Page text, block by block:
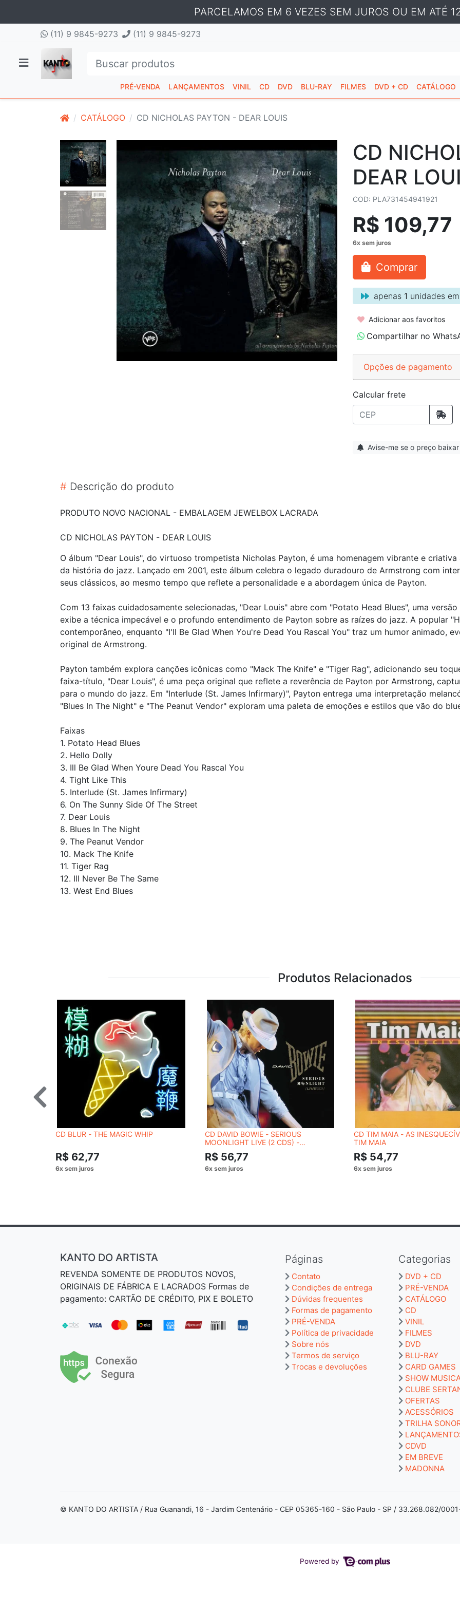
PARCELAMOS EM 6 VEZES SEM JUROS OU EM ATÉ
(11) 9 9845-9273 (11) 9 9845-9273
PRÉ-VENDA LANÇAMENTOS VINIL CD DVD BLU-RAY FILMES DVD + CD CATÁLOGO
CATÁLOGO CD NICHOLAS PAYTON - DEAR LOUIS
CD
DEAR
COD: PLA731454941921
R$ 109,77
Comprar
apenas 1 unidades
Adicionar aos favoritos
Compartilhar no
Opções de pagamento
Calcular frete
Avise-me se o preço baixar
# Descrição do produto
PRODUTO NOVO NACIONAL - EMBALAGEM JEWELBOX LACRADA
CD NICHOLAS PAYTON - DEAR LOUIS
O álbum "Dear Louis", do virtuoso trompetista Nicholas Payton, é uma homenagem vibrante e
da história do jazz. Lançado em 2001, este álbum celebra o legado duradouro de Armstrong com
seus clássicos, ao mesmo tempo que reflete a personalidade e a abordagem única de Payton.
Com 13 faixas cuidadosamente selecionadas, "Dear Louis" abre com "Potato Head Blues", uma
exibe a técnica impecável e o profundo entendimento de Payton sobre as raízes do jazz. A popular
contemporâneo, enquanto "I'll Be Glad When You're Dead You Rascal You" traz um humor animado,
original de Armstrong.
Payton também explora canções icônicas como "Mack The Knife" e "Tiger Rag", adicionando seu
faixa-título, "Dear Louis", é uma peça original que reflete a reverência de Payton por Armstrong,
para o mundo do jazz. Em "Interlude (St. James Infirmary)", Payton entrega uma interpretação
"Blues In The Night" e "The Peanut Vendor" exploram uma paleta de emoções e estilos que vão do
Faixas
1. Potato Head Blues
2. Hello Dolly
3. Ill Be Glad When Youre Dead You Rascal You
4. Tight Like This
5. Interlude (St. James Infirmary)
6. On The Sunny Side Of The Street
7. Dear Louis
8. Blues In The Night
9. The Peanut Vendor
10. Mack The Knife
11. Tiger Rag
12. Ill Never Be The Same
13. West End Blues
Produtos Relacionados
CD BLUR - THE MAGIC WHIP
R$ 62,77
CD DAVID BOWIE - SERIOUS
MOONLIGHT LIVE (2 CDS) -
REMASTER
R$ 56,77
CD TIM MAIA - AS
TIM MAIA
R$ 54,77
Páginas
Contato
Condições de entrega
Dúvidas frequentes
Formas de pagamento
PRÉ-VENDA
Política de privacidade
Sobre nós
Termos de serviço
Trocas e devoluções
Categorias
DVD + CD
PRÉ-VENDA
CATÁLOGO
CD
VINIL
FILMES
DVD
BLU-RAY
CARD GAMES
SHOW
CLUBE
OFERTAS
ACESSÓRIOS
TRILHA
CDVD
EM BREVE
MADONNA
KANTO DO ARTISTA
REVENDA SOMENTE DE PRODUTOS NOVOS,
ORIGINAIS DE FÁBRICA E LACRADOS Formas de
pagamento: CARTÃO DE CRÉDITO, PIX E BOLETO
© KANTO DO ARTISTA / Rua Guanandi, 16 - Jardim Centenário - CEP 05365-160 - São Paulo - SP / 33.268.082/
Powered by